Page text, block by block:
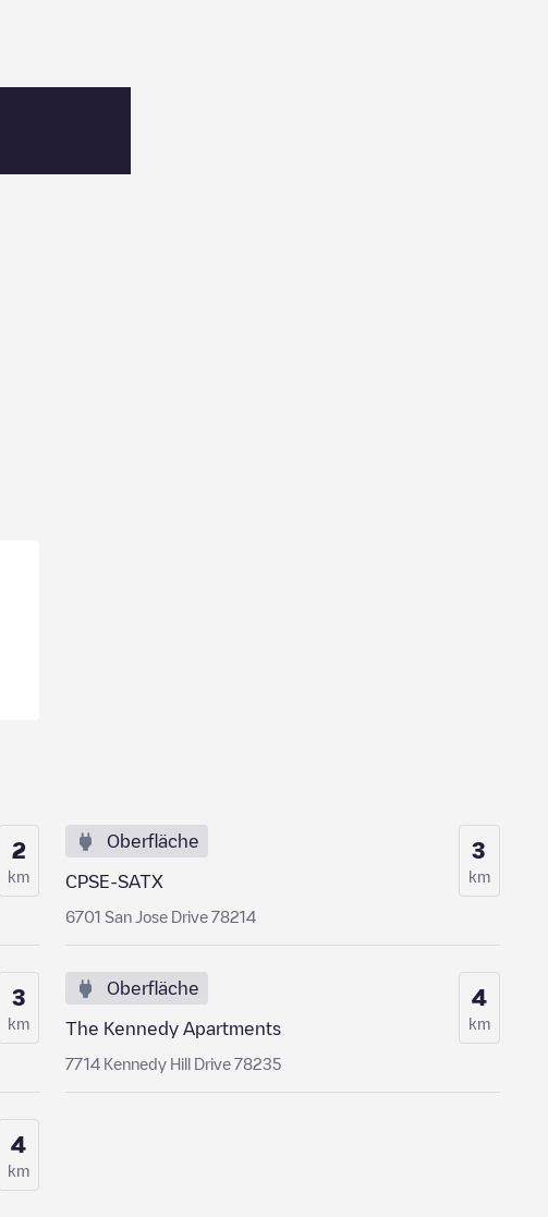
2
km
Oberfläche
CPSE-SATX
6701 San Jose Drive 78214
3
km
3
km
Oberfläche
The Kennedy Apartments
7714 Kennedy Hill Drive 78235
4
km
4
km